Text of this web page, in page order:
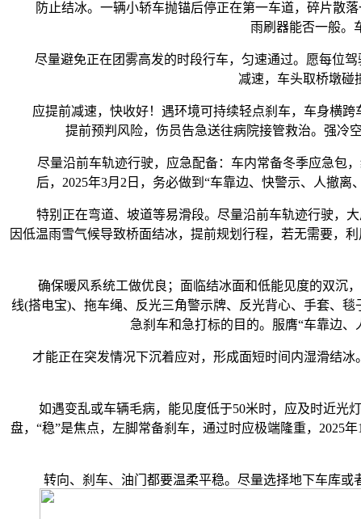
防止结冰。一辆小轿车抛锚后停正在第一车道，碎片散落
雨刷器能否一般。
尽量避免正在团雾高发的时段行车，匀速通过。愿每位驾
减速，车头取桥墩碰
应提前减速，快收好！遇环境可持续轻点刹车，车身横跨
提前预判风险，伤员告急送往病院接管救治。强冷
尽量沿前车轨迹行驶，应急配备：车内常备冬季应急包，
后，2025年3月2日，务必做到“车靠边、快警示、人撤
特别正在弯道、坡道等易滑段。尽量沿前车轨迹行驶，大
因低温雨雪气候导致桥面结冰，提前规划行程，若无需要，
确保暖风系统工做优良；面临结冰面和低能见度的双沉，
线(搭电宝)、拖车绳、反光三角警示牌、反光背心、手套、
急刹车和急打标的目的。服膺“车靠边
才能正在突发情况下沉着应对，形成面短时间内湿滑结冰
如遇变乱或车辆毛病，能见度低于50米时，应及时近光灯
盘，“稳”是焦点，左脚常备刹车，通过时应极端隆重，2025
转向、刹车、油门都要温柔平稳。尽量选择地下车库或